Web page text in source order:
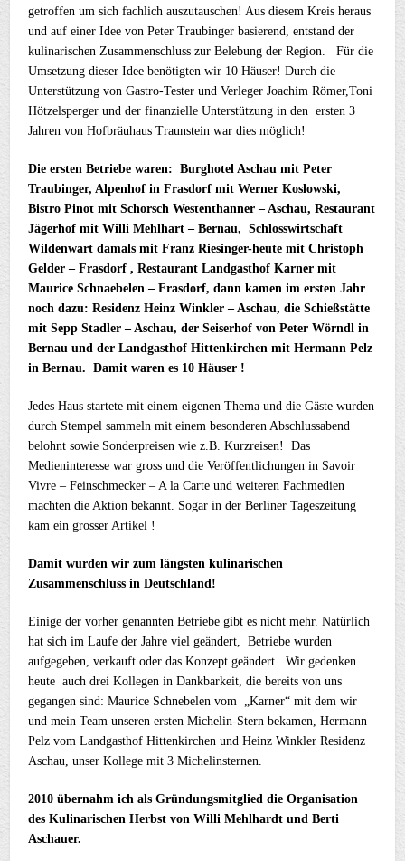
getroffen um sich fachlich auszutauschen! Aus diesem Kreis heraus
und auf einer Idee von Peter Traubinger basierend, entstand der
kulinarischen Zusammenschluss zur Belebung der Region. Für die
Umsetzung dieser Idee benötigten wir 10 Häuser! Durch die
Unterstützung von Gastro-Tester und Verleger Joachim Römer,Toni
Hötzelsperger und der finanzielle Unterstützung in den ersten 3
Jahren von Hofbräuhaus Traunstein war dies möglich!
Die ersten Betriebe waren: Burghotel Aschau mit Peter
Traubinger, Alpenhof in Frasdorf mit Werner Koslowski,
Bistro Pinot mit Schorsch Westenthanner – Aschau, Restaurant
Jägerhof mit Willi Mehlhart – Bernau, Schlosswirtschaft
Wildenwart damals mit Franz Riesinger-heute mit Christoph
Gelder – Frasdorf , Restaurant Landgasthof Karner mit
Maurice Schnaebelen – Frasdorf, dann kamen im ersten Jahr
noch dazu: Residenz Heinz Winkler – Aschau, die Schießstätte
mit Sepp Stadler – Aschau, der Seiserhof von Peter Wörndl in
Bernau und der Landgasthof Hittenkirchen mit Hermann Pelz
in Bernau. Damit waren es 10 Häuser !
Jedes Haus startete mit einem eigenen Thema und die Gäste wurden
durch Stempel sammeln mit einem besonderen Abschlussabend
belohnt sowie Sonderpreisen wie z.B. Kurzreisen! Das
Medieninteresse war gross und die Veröffentlichungen in Savoir
Vivre – Feinschmecker – A la Carte und weiteren Fachmedien
machten die Aktion bekannt. Sogar in der Berliner Tageszeitung
kam ein grosser Artikel !
Damit wurden wir zum längsten kulinarischen
Zusammenschluss in Deutschland!
Einige der vorher genannten Betriebe gibt es nicht mehr. Natürlich
hat sich im Laufe der Jahre viel geändert, Betriebe wurden
aufgegeben, verkauft oder das Konzept geändert. Wir gedenken
heute auch drei Kollegen in Dankbarkeit, die bereits von uns
gegangen sind: Maurice Schnebelen vom „Karner“ mit dem wir
und mein Team unseren ersten Michelin-Stern bekamen, Hermann
Pelz vom Landgasthof Hittenkirchen und Heinz Winkler Residenz
Aschau, unser Kollege mit 3 Michelinsternen.
2010 übernahm ich als Gründungsmitglied die Organisation
des Kulinarischen Herbst von Willi Mehlhardt und Berti
Aschauer.